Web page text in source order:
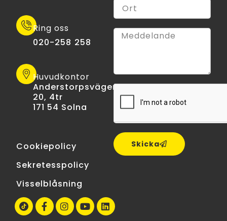
Ring oss
020-258 258
Huvudkontor
Anderstorpsvägen
20, 4tr
171 54 Solna
Cookiepolicy
Sekretesspolicy
Visselblåsning
Skicka